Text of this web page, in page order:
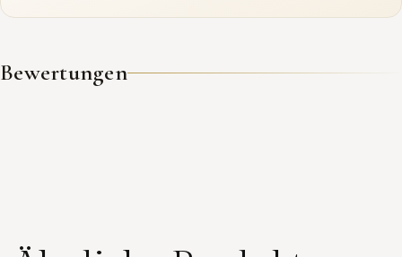
Bewertungen